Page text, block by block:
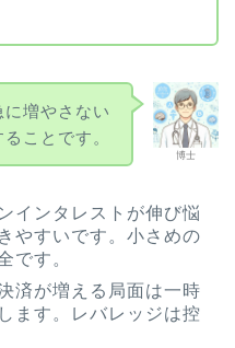
博士
増やさない
ことです。
インタレストが伸び悩
やすいです。小さめの
です。
決済が増える局面は一時
ます。レバレッジは控